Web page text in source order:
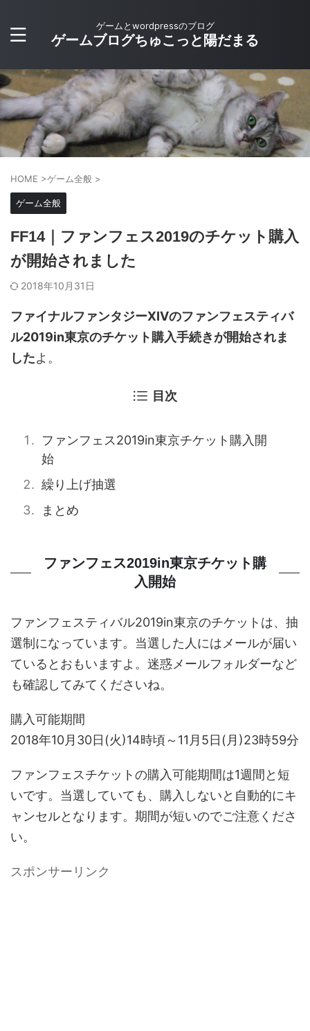
ゲームとwordpressのブログ
ゲームブログちゅこっと陽だまる
HOME >ゲーム全般 >
ゲーム全般
FF14｜ファンフェス2019のチケット購入
が開始されました
2018年10月31日
ファイナルファンタジーXIVのファンフェスティバ
ル2019in東京のチケット購入手続きが開始されま
したよ。
目次
ファンフェス2019in東京チケット購入開
始
繰り上げ抽選
まとめ
ファンフェス2019in東京チケット購
入開始
ファンフェスティバル2019in東京のチケットは、抽
選制になっています。当選した人にはメールが届い
ているとおもいますよ。迷惑メールフォルダーなど
も確認してみてくださいね。
購入可能期間
2018年10月30日(火)14時頃～11月5日(月)23時59分
ファンフェスチケットの購入可能期間は1週間と短
いです。当選していても、購入しないと自動的にキ
ャンセルとなります。期間が短いのでご注意くださ
い。
スポンサーリンク